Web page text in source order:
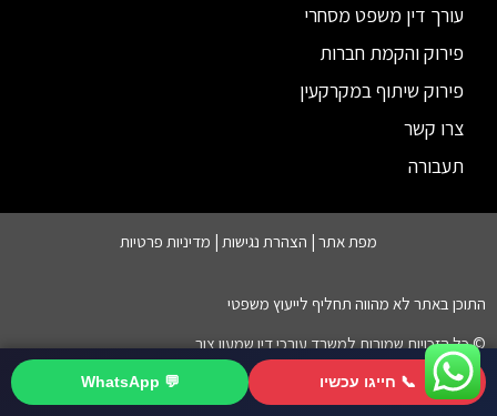
עורך דין משפט מסחרי
פירוק והקמת חברות
פירוק שיתוף במקרקעין
צרו קשר
תעבורה
מפת אתר | הצהרת נגישות | מדיניות פרטיות
התוכן באתר לא מהווה תחליף לייעוץ משפטי
© כל הזכויות שמורות למשרד עורכי דין שמעון צור
חברת קידום אתרים – ניו יורק מדיה
לייעוץ התקשרו 077-8043493
📞 חייגו עכשיו 💬 WhatsApp